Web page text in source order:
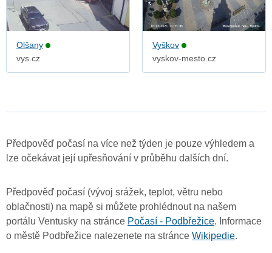
Olšany
vys.cz
Vyškov
vyskov-mesto.cz
Předpověď počasí na více než týden je pouze výhledem a
lze očekávat její upřesňování v průběhu dalších dní.
Předpověď počasí (vývoj srážek, teplot, větru nebo
oblačnosti) na mapě si můžete prohlédnout na našem
portálu Ventusky na stránce Počasí - Podbřežice. Informace
o městě Podbřežice nalezenete na stránce Wikipedie.